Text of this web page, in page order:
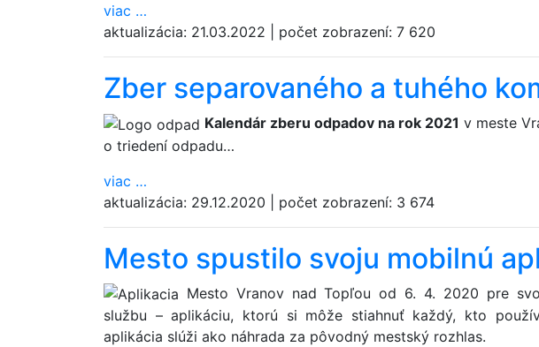
viac …
aktualizácia: 21.03.2022 počet zobrazení: 7 620
Zber separovaného a tuhého
Kalendár zberu odpadov na rok 2021 v meste
o triedení odpadu…
viac …
aktualizácia: 29.12.2020 počet zobrazení: 3 674
Mesto spustilo svoju mobilnú
Mesto Vranov nad Topľou od 6. 4. 2020 pre
službu – aplikáciu, ktorú si môže stiahnuť každý, kto
aplikácia slúži ako náhrada za pôvodný mestský rozhlas.